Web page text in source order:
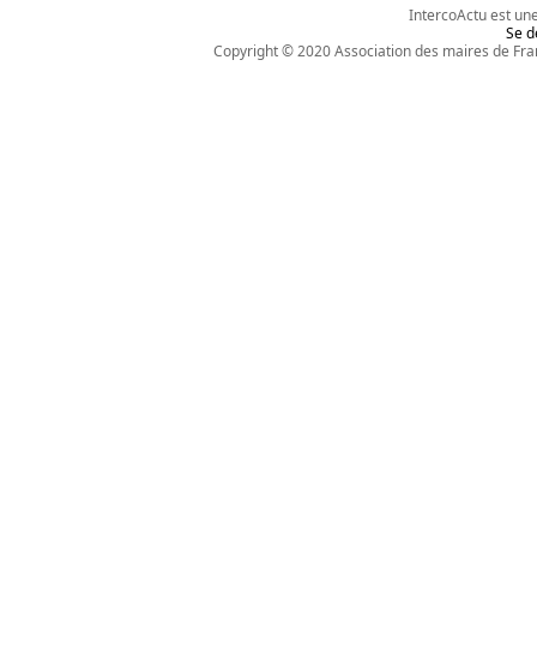
IntercoActu est
Se
Copyright © 2020Association des maires de